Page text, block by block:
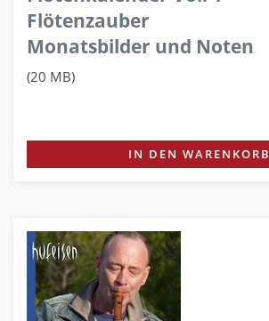
Flötenzauber
Monatsbilder und Noten
(20 MB)
IN DEN WARENKORB